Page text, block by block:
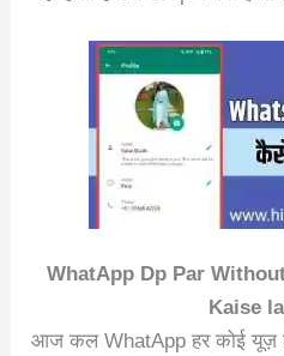
WhatApp Dp Par
Kaise
आज कल WhatApp हर कोई यूज़